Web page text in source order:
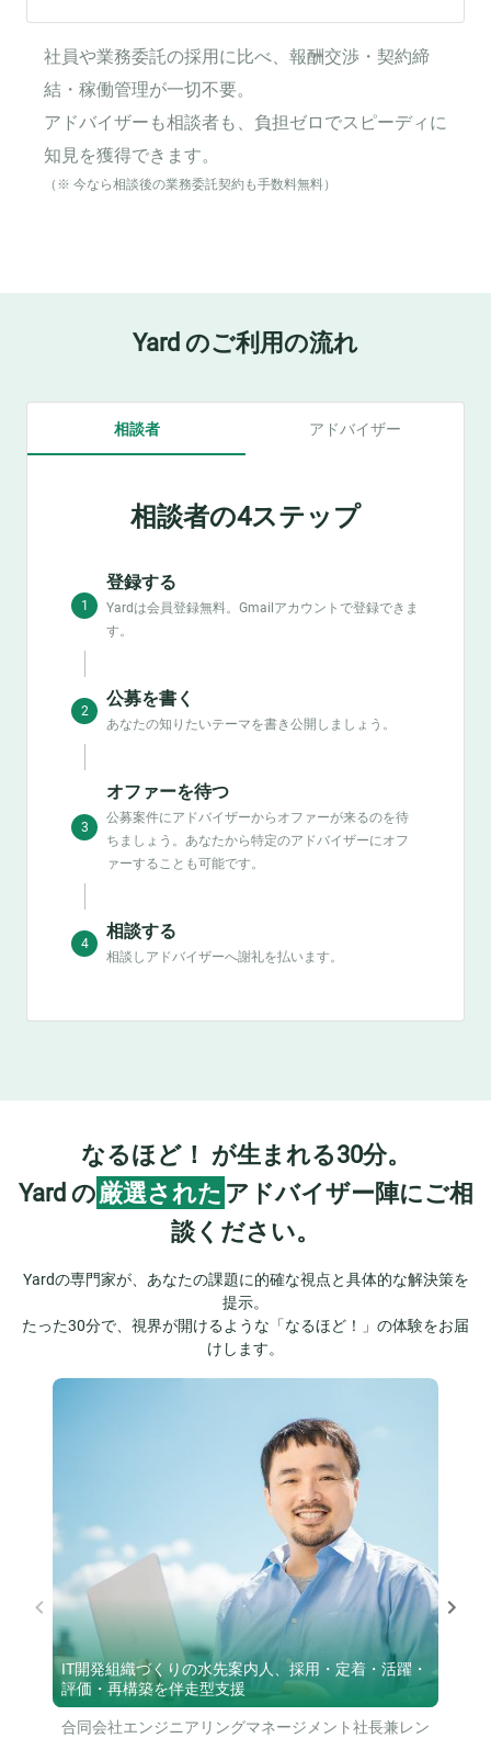
社員や業務委託の採用に比べ、報酬交渉・契約締
結・稼働管理が一切不要。
アドバイザーも相談者も、負担ゼロでスピーディに
知見を獲得できます。
（※ 今なら相談後の業務委託契約も手数料無料）
Yard のご利用の流れ
相談者 アドバイザー
相談者の4ステップ
1
登録する
Yardは会員登録無料。Gmailアカウントで登録できま
す。
2
公募を書く
あなたの知りたいテーマを書き公開しましょう。
3
オファーを待つ
公募案件にアドバイザーからオファーが来るのを待
ちましょう。あなたから特定のアドバイザーにオフ
ァーすることも可能です。
4
相談する
相談しアドバイザーへ謝礼を払います。
なるほど！ が生まれる30分。
Yard の厳選された アドバイザー陣にご相
談ください。
Yardの専門家が、あなたの課題に的確な視点と具体的な解決策を
提示。
たった30分で、視界が開けるような「なるほど！」の体験をお届
けします。
IT開発組織づくりの水先案内人、採用・定着・活躍・
評価・再構築を伴走型支援
合同会社エンジニアリングマネージメント社長兼レン